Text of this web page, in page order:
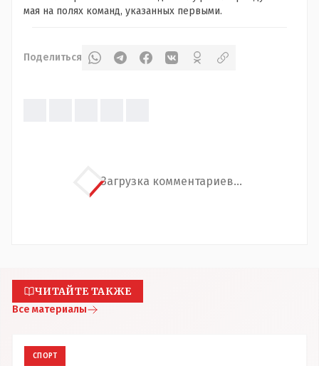
мая на полях команд, указанных первыми.
Поделиться
Загрузка комментариев...
ЧИТАЙТЕ ТАКЖЕ
Все материалы
СПОРТ